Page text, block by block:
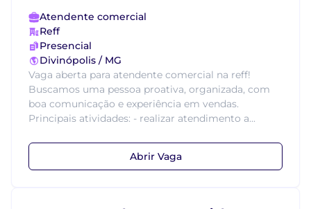
Atendente comercial
Reff
Presencial
Divinópolis / MG
Vaga aberta para atendente comercial na reff!
Buscamos uma pessoa proativa, organizada, com
boa comunicação e experiência em vendas.
Principais atividades: - realizar atendimento a...
Abrir Vaga